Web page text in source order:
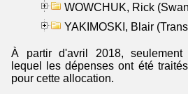
WOWCHUK, Rick
YAKIMOSKI, Blair
À partir d'avril 2018,
lequel les dépenses ont été
pour cette allocation.